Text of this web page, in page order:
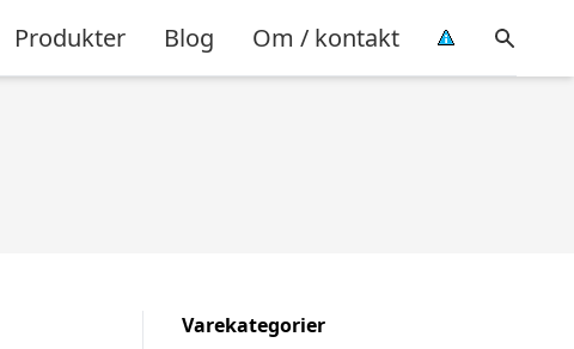
Produkter Blog Om / kontakt
Varekategorier